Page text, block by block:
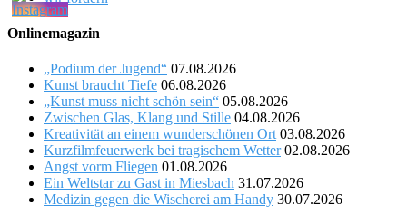
Onlinemagazin
„Podium der Jugend“ 07.08.2026
Kunst braucht Tiefe 06.08.2026
„Kunst muss nicht schön sein“ 05.08.2026
Zwischen Glas, Klang und Stille 04.08.2026
Kreativität an einem wunderschönen Ort 03.08.2026
Kurzfilmfeuerwerk bei tragischem Wetter 02.08.2026
Angst vorm Fliegen 01.08.2026
Ein Weltstar zu Gast in Miesbach 31.07.2026
Medizin gegen die Wischerei am Handy 30.07.2026